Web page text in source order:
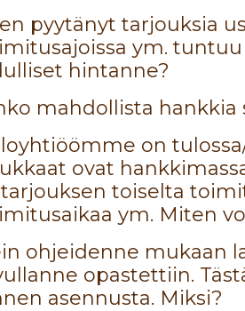
pyytänyt tarjouksia
ym.
hintanne?
mahdollista
on
ovat
toiselta
ym. Miten
ohjeidenne mukaan
opastettiin.
asennusta. Miksi?